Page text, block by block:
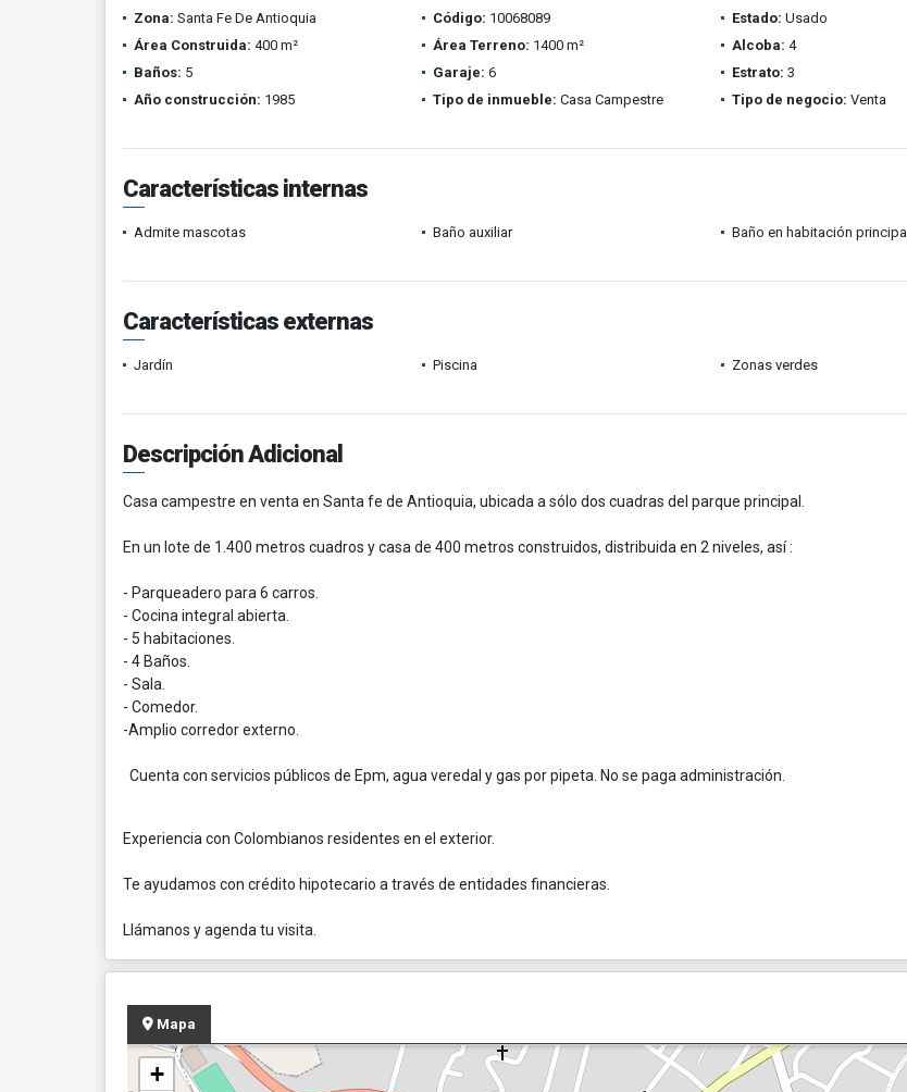
Zona: Santa Fe De Antioquia Código: 10068089 Estado: Usado
Área Construida: 400 m² Área Terreno: 1400 m² Alcoba: 4
Baños: 5 Garaje: 6 Estrato: 3
Año construcción: 1985 Tipo de inmueble: Casa Campestre Tipo de negocio: Venta
Características internas
Admite mascotas Baño auxiliar Baño en habitación principal
Características externas
Jardín Piscina Zonas verdes
Descripción Adicional
Casa campestre en venta en Santa fe de Antioquia, ubicada a sólo dos cuadras del parque principal.
En un lote de 1.400 metros cuadros y casa de 400 metros construidos, distribuida en 2 niveles, así :
- Parqueadero para 6 carros.
- Cocina integral abierta.
- 5 habitaciones.
- 4 Baños.
- Sala.
- Comedor.
-Amplio corredor externo.
Cuenta con servicios públicos de Epm, agua veredal y gas por pipeta. No se paga administración.
Experiencia con Colombianos residentes en el exterior.
Te ayudamos con crédito hipotecario a través de entidades financieras.
Llámanos y agenda tu visita.
Mapa
+